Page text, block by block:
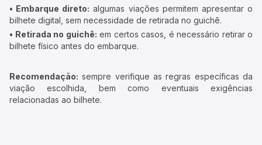
• Embarque direto: algumas viações permitem apresentar o
bilhete digital, sem necessidade de retirada no guichê.
• Retirada no guichê: em certos casos, é necessário retirar o
bilhete físico antes do embarque.
Recomendação: sempre verifique as regras específicas da
viação escolhida, bem como eventuais exigências
relacionadas ao bilhete.